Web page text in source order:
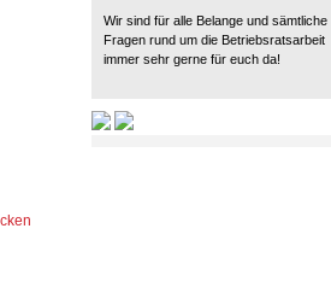
Wir sind für alle Belange und sämtliche
Fragen rund um die Betriebsratsarbeit
immer sehr gerne für euch da!